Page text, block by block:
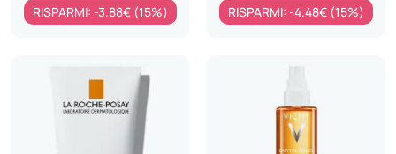
RISPARMI: -3.88€ (15%) RISPARMI: -4.48€ (15%)